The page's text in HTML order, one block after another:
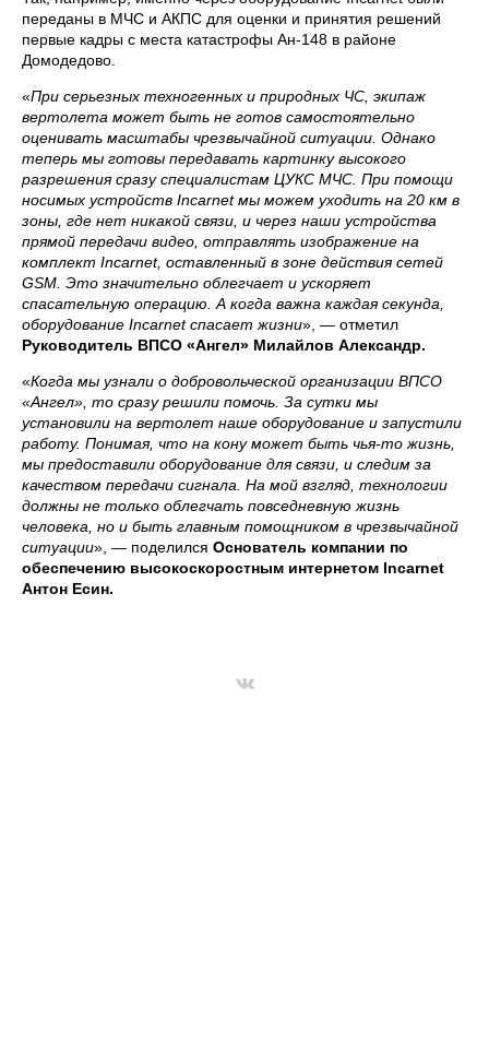
переданы в МЧС и АКПС для оценки и принятия решений
первые кадры с места катастрофы Ан-148 в районе
Домодедово.
«При серьезных техногенных и природных ЧС, экипаж
вертолета может быть не готов самостоятельно
оценивать масштабы чрезвычайной ситуации. Однако
теперь мы готовы передавать картинку высокого
разрешения сразу специалистам ЦУКС МЧС. При помощи
носимых устройств Incarnet мы можем уходить на 20 км в
зоны, где нет никакой связи, и через наши устройства
прямой передачи видео, отправлять изображение на
комплект Incarnet, оставленный в зоне действия сетей
GSM. Это значительно облегчает и ускоряет
спасательную операцию. А когда важна каждая секунда,
оборудование Incarnet спасает жизни», — отметил
Руководитель ВПСО «Ангел» Милайлов Александр.
«Когда мы узнали о добровольческой организации ВПСО
«Ангел», то сразу решили помочь. За сутки мы
установили на вертолет наше оборудование и запустили
работу. Понимая, что на кону может быть чья-то жизнь,
мы предоставили оборудование для связи, и следим за
качеством передачи сигнала. На мой взгляд, технологии
должны не только облегчать повседневную жизнь
человека, но и быть главным помощником в чрезвычайной
ситуации», — поделился Основатель компании по
обеспечению высокоскоростным интернетом Incarnet
Антон Есин.